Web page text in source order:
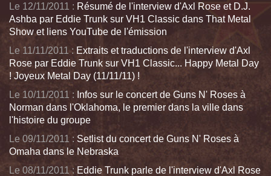
Le 12/11/2011 : Résumé de l'interview d'Axl Rose et D.J.
Ashba par Eddie Trunk sur VH1 Classic dans That Metal
Show et liens YouTube de l'émission
Le 11/11/2011 : Extraits et traductions de l'interview d'Axl
Rose par Eddie Trunk sur VH1 Classic... Happy Metal Day
! Joyeux Metal Day (11/11/11) !
Le 10/11/2011 : Infos sur le concert de Guns N' Roses à
Norman dans l'Oklahoma, le premier dans la ville dans
l'histoire du groupe
Le 09/11/2011 : Setlist du concert de Guns N' Roses à
Omaha dans le Nebraska
Le 08/11/2011 : Eddie Trunk parle de l'interview d'Axl Rose